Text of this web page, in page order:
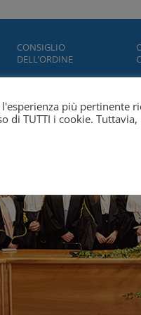
CONSIGLIO
DELL’ORDINE
più pertinente
di TUTTI i cookie.